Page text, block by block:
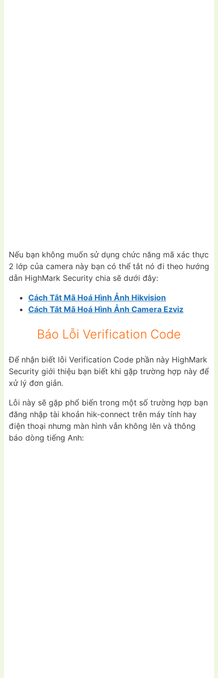
Nếu bạn không muốn sử dụng chức năng mã xác thực
2 lớp của camera này bạn có thể tắt nó đi theo hướng
dẫn HighMark Security chia sẽ dưới đây:
Cách Tắt Mã Hoá Hình Ảnh Hikvision
Cách Tắt Mã Hoá Hình Ảnh Camera Ezviz
Báo Lỗi Verification Code
Để nhận biết lỗi Verification Code phần này HighMark
Security giới thiệu bạn biết khi gặp trường hợp này để
xử lý đơn giản.
Lỗi này sẽ gặp phổ biến trong một số trường hợp bạn
đăng nhập tài khoản hik-connect trên máy tính hay
điện thoại nhưng màn hình vẫn không lên và thông
báo dòng tiếng Anh: